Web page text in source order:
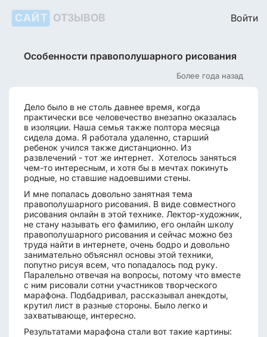
САЙТ ОТЗЫВОВ Войти
Особенности правополушарного рисования
Более года назад
Дело было в не столь давнее время, когда
практически все человечество внезапно оказалась
в изоляции. Наша семья также полтора месяца
сидела дома. Я работала удаленно, старший
ребенок учился также дистанционно. Из
развлечений - тот же интернет. Хотелось заняться
чем-то интересным, и хотя бы в мечтах покинуть
родные, но ставшие надоевшими стены.
И мне попалась довольно занятная тема
правополушарного рисования. В виде совместного
рисования онлайн в этой технике. Лектор-художник,
не стану называть его фамилию, его онлайн школу
правополушарного рисования и сейчас можно без
труда найти в интернете, очень бодро и довольно
занимательно объяснял основы этой техники,
попутно рисуя всем, что попадалось под руку.
Паралельно отвечая на вопросы, потому что вместе
с ним рисовали сотни участников творческого
марафона. Подбадривал, рассказывал анекдоты,
крутил лист в разные стороны. Было легко и
захватывающе, интересно.
Результатами марафона стали вот такие картины: